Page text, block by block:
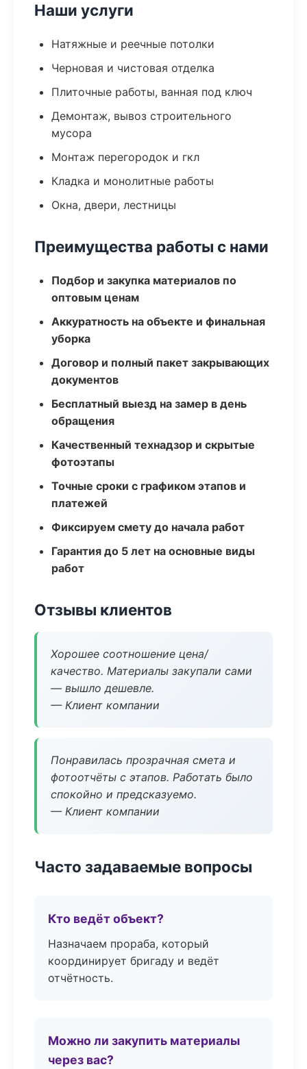
Наши услуги
Натяжные и реечные потолки
Черновая и чистовая отделка
Плиточные работы, ванная под ключ
Демонтаж, вывоз строительного
мусора
Монтаж перегородок и гкл
Кладка и монолитные работы
Окна, двери, лестницы
Преимущества работы с нами
Подбор и закупка материалов по
оптовым ценам
Аккуратность на объекте и финальная
уборка
Договор и полный пакет закрывающих
документов
Бесплатный выезд на замер в день
обращения
Качественный технадзор и скрытые
фотоэтапы
Точные сроки с графиком этапов и
платежей
Фиксируем смету до начала работ
Гарантия до 5 лет на основные виды
работ
Отзывы клиентов
Хорошее соотношение цена/
качество. Материалы закупали сами
— вышло дешевле.
— Клиент компании
Понравилась прозрачная смета и
фотоотчёты с этапов. Работать было
спокойно и предсказуемо.
— Клиент компании
Часто задаваемые вопросы
Кто ведёт объект?
Назначаем прораба, который
координирует бригаду и ведёт
отчётность.
Можно ли закупить материалы
через вас?